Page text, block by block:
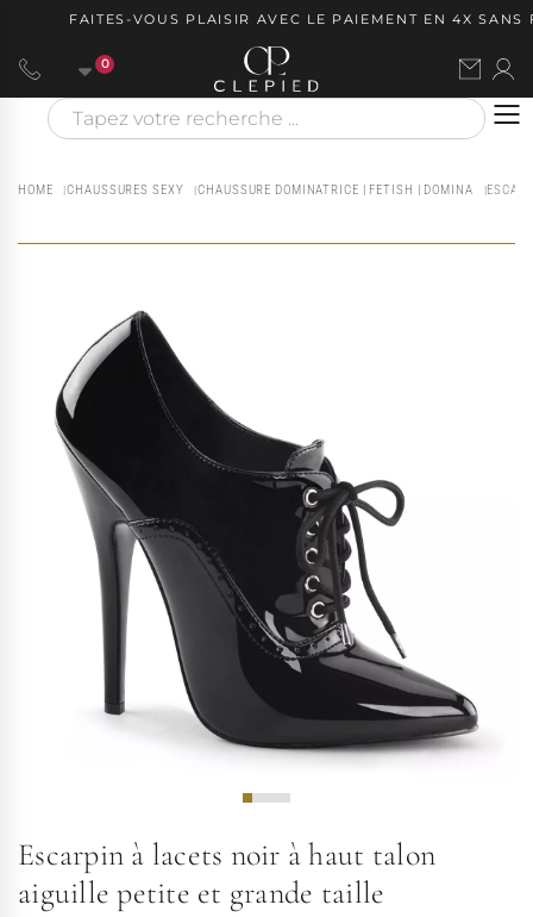
FAITES-VOUS PLAISIR AVEC LE PAIEMENT EN 4X SANS
0
HOME CHAUSSURES SEXY CHAUSSURE DOMINATRICE | FETISH | DOMINA
Escarpin à lacets noir à haut talon
aiguille petite et grande taille